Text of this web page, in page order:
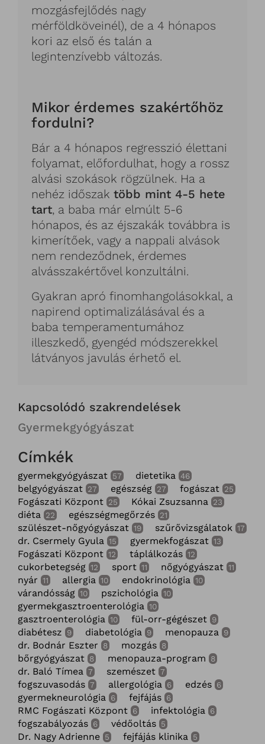
mozgásfejlődés nagy
mérföldköveinél), de a 4 hónapos
kori az első és talán a
legintenzívebb változás.
Mikor érdemes szakértőhöz
fordulni?
Bár a 4 hónapos regresszió élettani
folyamat, előfordulhat, hogy a rossz
alvási szokások rögzülnek. Ha a
nehéz időszaktöbb mint 4-5 hete
tart, a baba már elmúlt 5-6
hónapos, és az éjszakák továbbra is
kimerítőek, vagy a nappali alvások
nem rendeződnek, érdemes
alvásszakértővel konzultálni.
Gyakran apró finomhangolásokkal, a
napirend optimalizálásával és a
baba temperamentumához
illeszkedő, gyengéd módszerekkel
látványos javulás érhető el.
Kapcsolódó szakrendelések
Gyermekgyógyászat
Címkék
gyermekgyógyászat 57 dietetika 46
belgyógyászat 27 egészség 27 fogászat 25
Fogászati Központ 25 Kókai Zsuzsanna 23
diéta 22 egészségmegőrzés 21
szülészet-nőgyógyászat 19 szűrővizsgálatok 17
dr. Csermely Gyula 15 gyermekfogászat 13
Fogászati Központ 12 táplálkozás 12
cukorbetegség 12 sport 11 nőgyógyászat 11
nyár 11 allergia 10 endokrinológia 10
várandósság 10 pszichológia 10
gyermekgasztroenterológia 10
gasztroenterológia 10 fül-orr-gégészet 9
diabétesz 9 diabetológia 9 menopauza 9
dr. Bodnár Eszter 8 mozgás 8
bőrgyógyászat 8 menopauza-program 8
dr. Baló Tímea 7 szemészet 7
fogszuvasodás 7 allergológia 6 edzés 6
gyermekneurológia 6 fejfájás 6
RMC Fogászati Központ 6 infektológia 6
fogszabályozás 6 védőoltás 5
Dr. Nagy Adrienne 5 fejfájás klinika 5